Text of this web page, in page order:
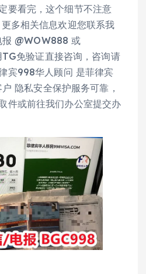
要看完，这个细节不注意
多相关信息欢迎您联系我
@WOW888 或
免验证直接咨询，咨询请
宾998华人顾问 是菲律宾
隐私安全保护服务可靠，
件或前往我们办公室提交办